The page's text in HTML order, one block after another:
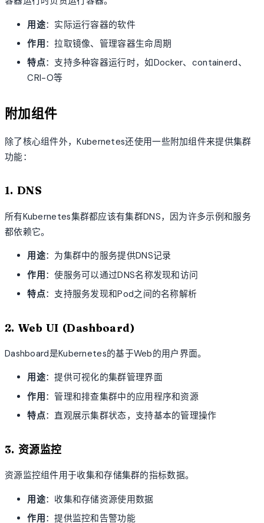
用途：实际运行容器的软件
作用：拉取镜像、管理容器生命周期
特点：支持多种容器运行时，如Docker、containerd、
CRI-O等
附加组件
除了核心组件外，Kubernetes还使用一些附加组件来提供集群
功能：
1. DNS
所有Kubernetes集群都应该有集群DNS，因为许多示例和服务
都依赖它。
用途：为集群中的服务提供DNS记录
作用：使服务可以通过DNS名称发现和访问
特点：支持服务发现和Pod之间的名称解析
2. Web UI (Dashboard)
Dashboard是Kubernetes的基于Web的用户界面。
用途：提供可视化的集群管理界面
作用：管理和排查集群中的应用程序和资源
特点：直观展示集群状态，支持基本的管理操作
3. 资源监控
资源监控组件用于收集和存储集群的指标数据。
用途：收集和存储资源使用数据
作用 ：提供监控和告警功能